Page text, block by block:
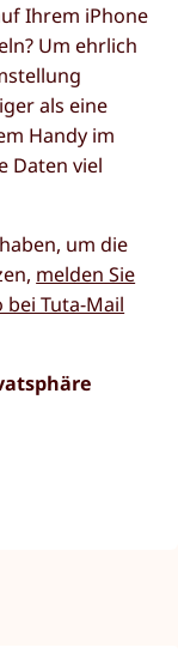
Ihrem iPhone
Um ehrlich
als eine
Handy im
Daten viel
um die
melden Sie
Tuta-Mail